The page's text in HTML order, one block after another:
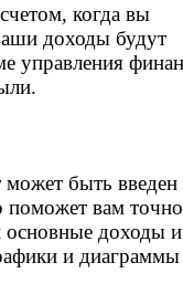
когда вы
доходы будут
управления
быть введен
поможет вам точно
основные доходы и
и